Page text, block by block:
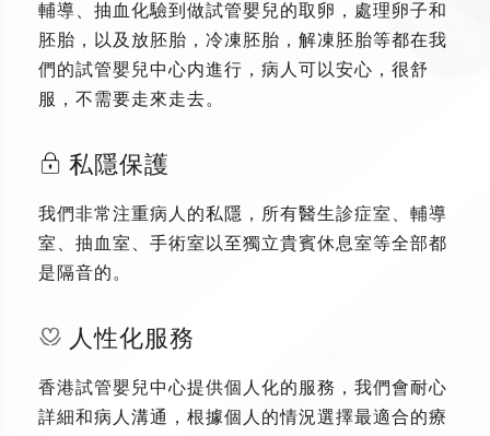
輔導、抽血化驗到做試管嬰兒的取卵，處理卵子和
胚胎，以及放胚胎，冷凍胚胎，解凍胚胎等都在我
們的試管嬰兒中心内進行，病人可以安心，很舒
服，不需要走來走去。
私隱保護
我們非常注重病人的私隱，所有醫生診症室、輔導
室、抽血室、手術室以至獨立貴賓休息室等全部都
是隔音的。
人性化服務
香港試管嬰兒中心提供個人化的服務，我們會耐心
詳細和病人溝通，根據個人的情況選擇最適合的療